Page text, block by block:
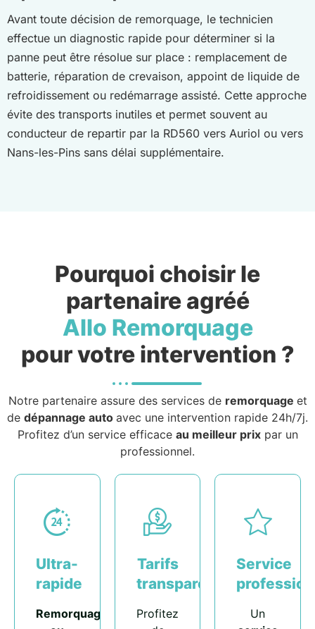
Avant toute décision de remorquage, le technicien
effectue un diagnostic rapide pour déterminer si la
panne peut être résolue sur place : remplacement de
batterie, réparation de crevaison, appoint de liquide de
refroidissement ou redémarrage assisté. Cette approche
évite des transports inutiles et permet souvent au
conducteur de repartir par la RD560 vers Auriol ou vers
Nans-les-Pins sans délai supplémentaire.
Pourquoi choisir le
partenaire agréé
Allo Remorquage
pour votre intervention ?
Notre partenaire assure des services de remorquage et
de dépannage auto avec une intervention rapide 24h/7j.
Profitez d’un service efficace au meilleur prixpar un
professionnel.
Ultra-
rapide
Remorquage
Tarifs
transparents
Profitez
Service
Un